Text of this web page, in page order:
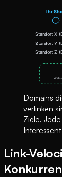
Domains
verlinken
Ziele.
Interessent.
Link-